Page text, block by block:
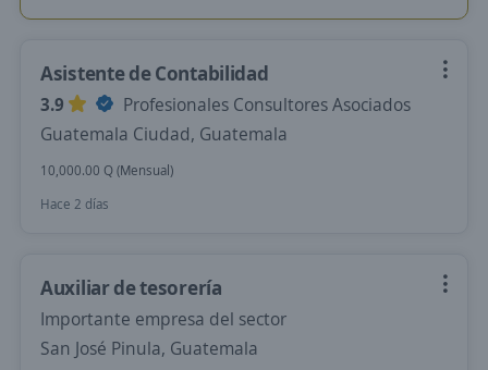
Asistente de Contabilidad
3.9
Profesionales Consultores Asociados
Guatemala Ciudad, Guatemala
10,000.00 Q (Mensual)
Hace 2 días
Auxiliar de tesorería
Importante empresa del sector
San José Pinula, Guatemala